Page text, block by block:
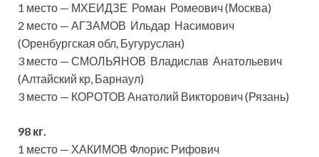
1 место — МХЕИДЗЕ Роман Ромеович (Москва)
2 место — АГЗАМОВ Ильдар Насимович
(Оренбургская обл, Бугуруслан)
3 место — СМОЛЬЯНОВ Владислав Анатольевич
(Алтайский кр, Барнаул)
3 место — КОРОТОВ Анатолий Викторович (Рязань)
98 кг.
1 место — ХАКИМОВ Флорис Рифович